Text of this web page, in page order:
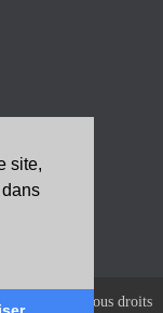
site,
Tous droits